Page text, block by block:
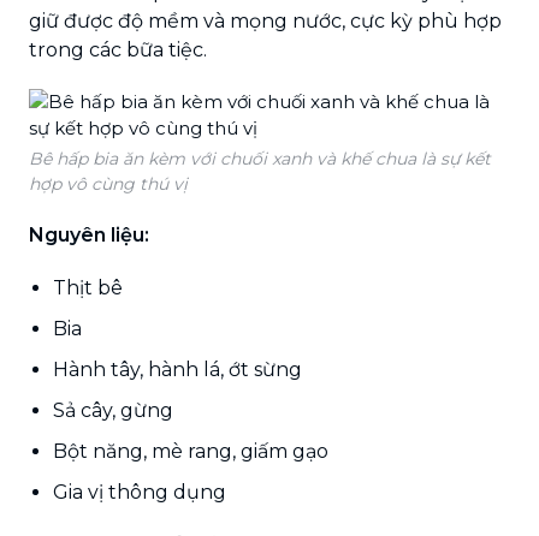
giữ được độ mềm và mọng nước, cực kỳ phù hợp
trong các bữa tiệc.
Bê hấp bia ăn kèm với chuối xanh và khế chua là sự kết
hợp vô cùng thú vị
Nguyên liệu:
Thịt bê
Bia
Hành tây, hành lá, ớt sừng
Sả cây, gừng
Bột năng, mè rang, giấm gạo
Gia vị thông dụng